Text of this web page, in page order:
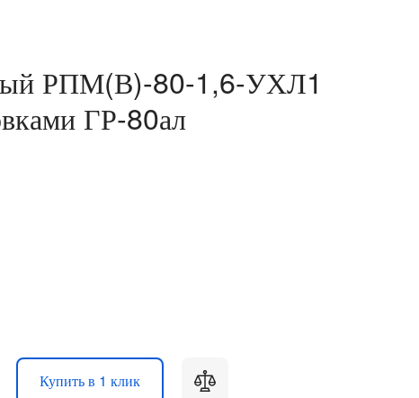
РПМ(В)-80-1,6-УХЛ1
ГР-80ал
Купить в 1 клик